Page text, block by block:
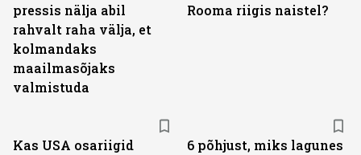
pressis nälja abil
rahvalt raha välja, et
kolmandaks
maailmasõjaks
valmistuda
Rooma riigis naistel?
Kas USA osariigid
6 põhjust, miks lagunes